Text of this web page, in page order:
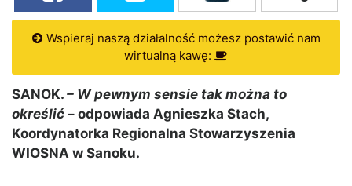
Wspieraj naszą działalność możesz postawić nam
wirtualną kawę:
SANOK. – W pewnym sensie tak można to
określić – odpowiada Agnieszka Stach,
Koordynatorka Regionalna Stowarzyszenia
WIOSNA w Sanoku.